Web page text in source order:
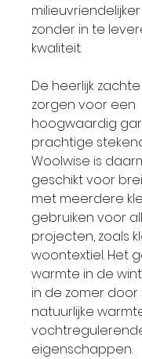
zonder in te
kwaliteit.
De heerlijk
zorgen voor een
hoogwaardig
prachtige
Woolwise is
geschikt voor
met meerdere
gebruiken voor
projecten, zoals
woontextiel. Het
warmte in de
in de zomer door
natuurlijke
eigenschappen.